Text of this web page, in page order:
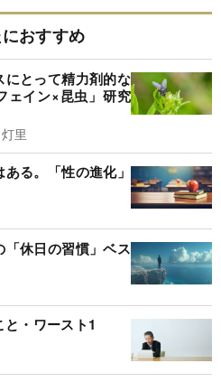
おすすめ
にとって精力剤的な
ェイン×昆虫」研究
里
る。「性の進化」
休日の習慣」ベス
・ワースト1